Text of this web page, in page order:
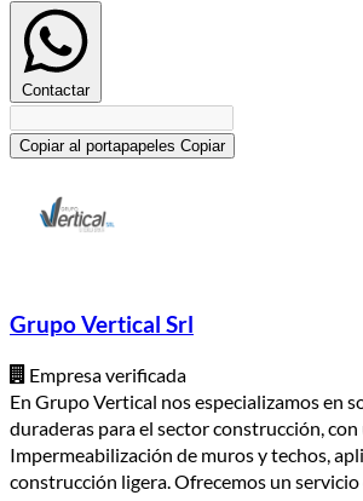
Contactar
Copiar al portapapeles Copiar
Grupo Vertical Srl
Empresa verificada
En Grupo Vertical nos especializamos en
duraderas para el sector construcción,
Impermeabilización de muros y techos,
construcción ligera. Ofrecemos un